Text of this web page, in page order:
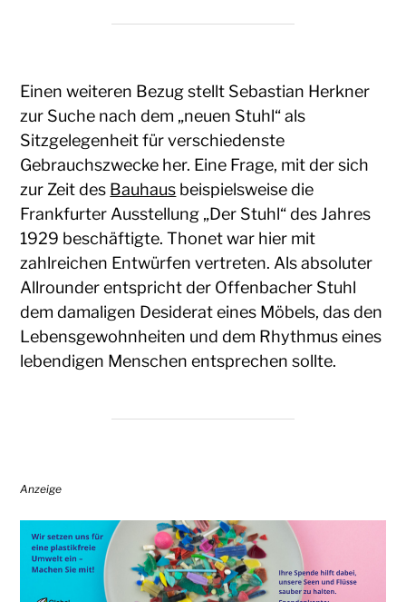
Einen weiteren Bezug stellt Sebastian Herkner
zur Suche nach dem „neuen Stuhl“ als
Sitzgelegenheit für verschiedenste
Gebrauchszwecke her. Eine Frage, mit der sich
zur Zeit des Bauhaus beispielsweise die
Frankfurter Ausstellung „Der Stuhl“ des Jahres
1929 beschäftigte. Thonet war hier mit
zahlreichen Entwürfen vertreten. Als absoluter
Allrounder entspricht der Offenbacher Stuhl
dem damaligen Desiderat eines Möbels, das den
Lebensgewohnheiten und dem Rhythmus eines
lebendigen Menschen entsprechen sollte.
Anzeige